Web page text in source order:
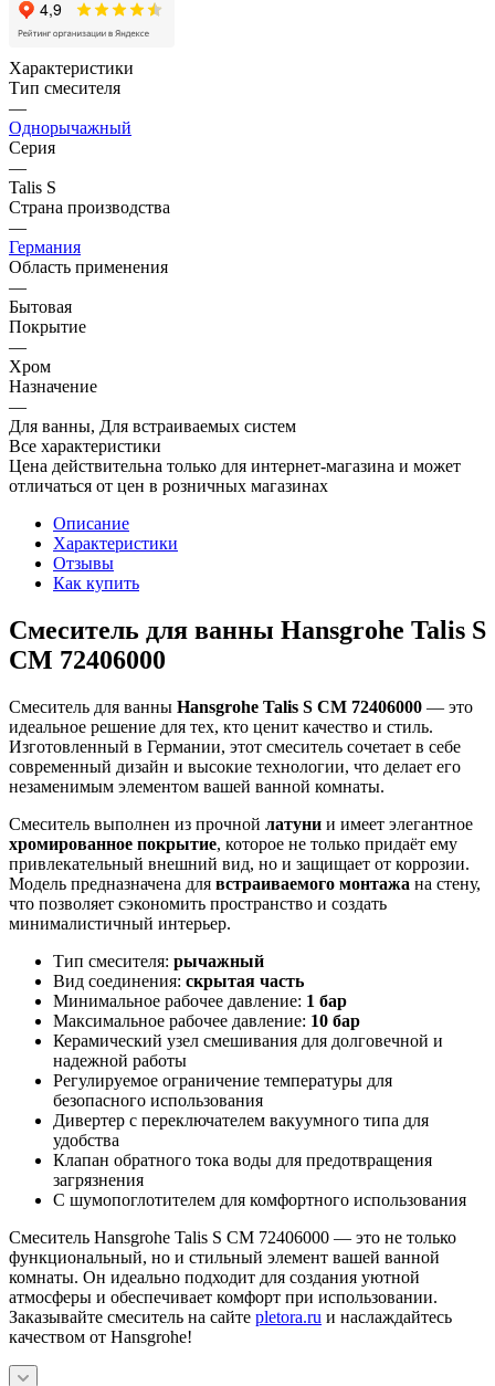
Характеристики
Тип смесителя
—
Однорычажный
Серия
—
Talis S
Страна производства
—
Германия
Область применения
—
Бытовая
Покрытие
—
Хром
Назначение
—
Для ванны, Для встраиваемых систем
Все характеристики
Цена действительна только для интернет-магазина и может
отличаться от цен в розничных магазинах
Описание
Характеристики
Отзывы
Как купить
Смеситель для ванны Hansgrohe Talis S
СМ 72406000
Смеситель для ванны Hansgrohe Talis S СМ 72406000 — это
идеальное решение для тех, кто ценит качество и стиль.
Изготовленный в Германии, этот смеситель сочетает в себе
современный дизайн и высокие технологии, что делает его
незаменимым элементом вашей ванной комнаты.
Смеситель выполнен из прочной латуни и имеет элегантное
хромированное покрытие, которое не только придаёт ему
привлекательный внешний вид, но и защищает от коррозии.
Модель предназначена для встраиваемого монтажа на стену,
что позволяет сэкономить пространство и создать
минималистичный интерьер.
Тип смесителя: рычажный
Вид соединения: скрытая часть
Минимальное рабочее давление: 1 бар
Максимальное рабочее давление: 10 бар
Керамический узел смешивания для долговечной и
надежной работы
Регулируемое ограничение температуры для
безопасного использования
Дивертер с переключателем вакуумного типа для
удобства
Клапан обратного тока воды для предотвращения
загрязнения
С шумопоглотителем для комфортного использования
Смеситель Hansgrohe Talis S СМ 72406000 — это не только
функциональный, но и стильный элемент вашей ванной
комнаты. Он идеально подходит для создания уютной
атмосферы и обеспечивает комфорт при использовании.
Заказывайте смеситель на сайте pletora.ru и наслаждайтесь
качеством от Hansgrohe!